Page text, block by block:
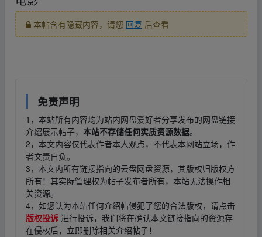
本帖含有隐藏内容，请您 回复 后查看
免责声明
1，本站所有内容均为站内网盘爱好者分享发布的网盘链接
介绍展示帖子， 本站不存储任何实质资源数据。
2，本文内容仅代表作者本人观点，不代表本网站立场，作
者文责自负。
3，本文内所有链接指向的云盘网盘资源，其版权归版权方
所有！其实际管理权为帖子发布者所有，本站无法操作相
关资源。
4，如您认为本站任何介绍帖侵犯了您的合法版权，请点击
版权投诉 进行投诉，我们将在确认本文链接指向的资源存
在侵权后，立即删除相关介绍帖子！